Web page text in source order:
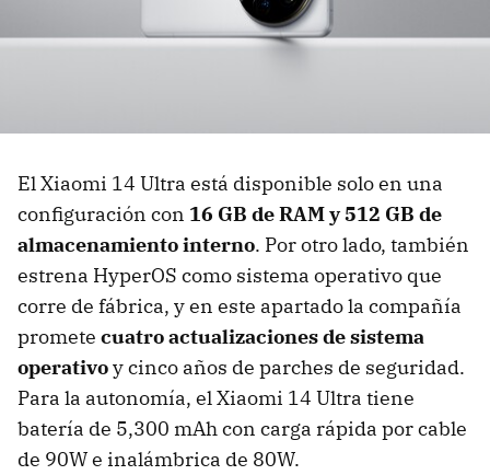
El Xiaomi 14 Ultra está disponible solo en una
configuración con 16 GB de RAM y 512 GB de
almacenamiento interno. Por otro lado, también
estrena HyperOS como sistema operativo que
corre de fábrica, y en este apartado la compañía
promete cuatro actualizaciones de sistema
operativoy cinco años de parches de seguridad.
Para la autonomía, el Xiaomi 14 Ultra tiene
batería de 5,300 mAh con carga rápida por cable
de 90W e inalámbrica de 80W.